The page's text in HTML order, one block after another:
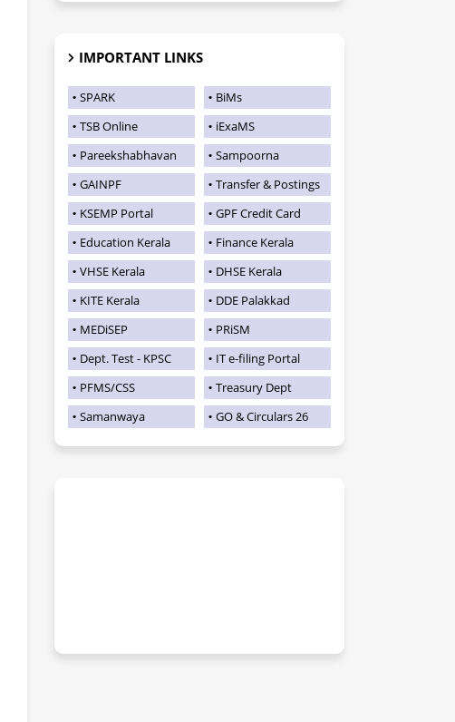
IMPORTANT LINKS
SPARK
BiMs
TSB Online
iExaMS
Pareekshabhavan
Sampoorna
GAINPF
Transfer & Postings
KSEMP Portal
GPF Credit Card
Education Kerala
Finance Kerala
VHSE Kerala
DHSE Kerala
KITE Kerala
DDE Palakkad
MEDiSEP
PRiSM
Dept. Test - KPSC
IT e-filing Portal
PFMS/CSS
Treasury Dept
Samanwaya
GO & Circulars 26